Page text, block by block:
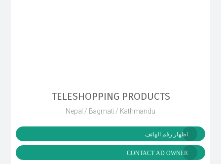
TELESHOPPING PRODUCTS
Nepal / Bagmati / Kathmandu
اظهار رقم الهاتف
CONTACT AD OWNER